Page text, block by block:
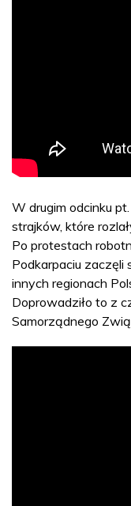
W drugim odcinku
strajków, które
Po protestach
Podkarpaciu
innych regionach
Doprowadziło to z
Samorządnego